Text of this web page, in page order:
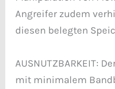
Angreifer zudem
diesen belegten
AUSNUTZBARKEIT:
mit minimalem